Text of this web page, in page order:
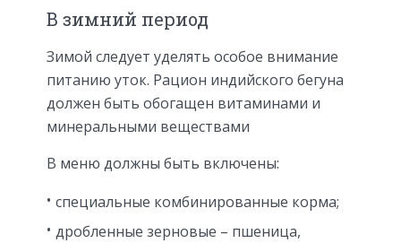
В зимний период
Зимой следует уделять особое внимание
питанию уток. Рацион индийского бегуна
должен быть обогащен витаминами и
минеральными веществами
В меню должны быть включены:
специальные комбинированные корма;
дробленные зерновые – пшеница,